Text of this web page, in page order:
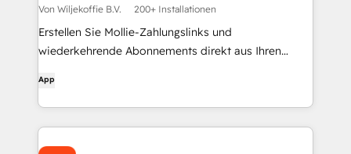
Von Wiljekoffie B.V. 200+ Installationen
Erstellen Sie Mollie-Zahlungslinks und
wiederkehrende Abonnements direkt aus Ihren
App